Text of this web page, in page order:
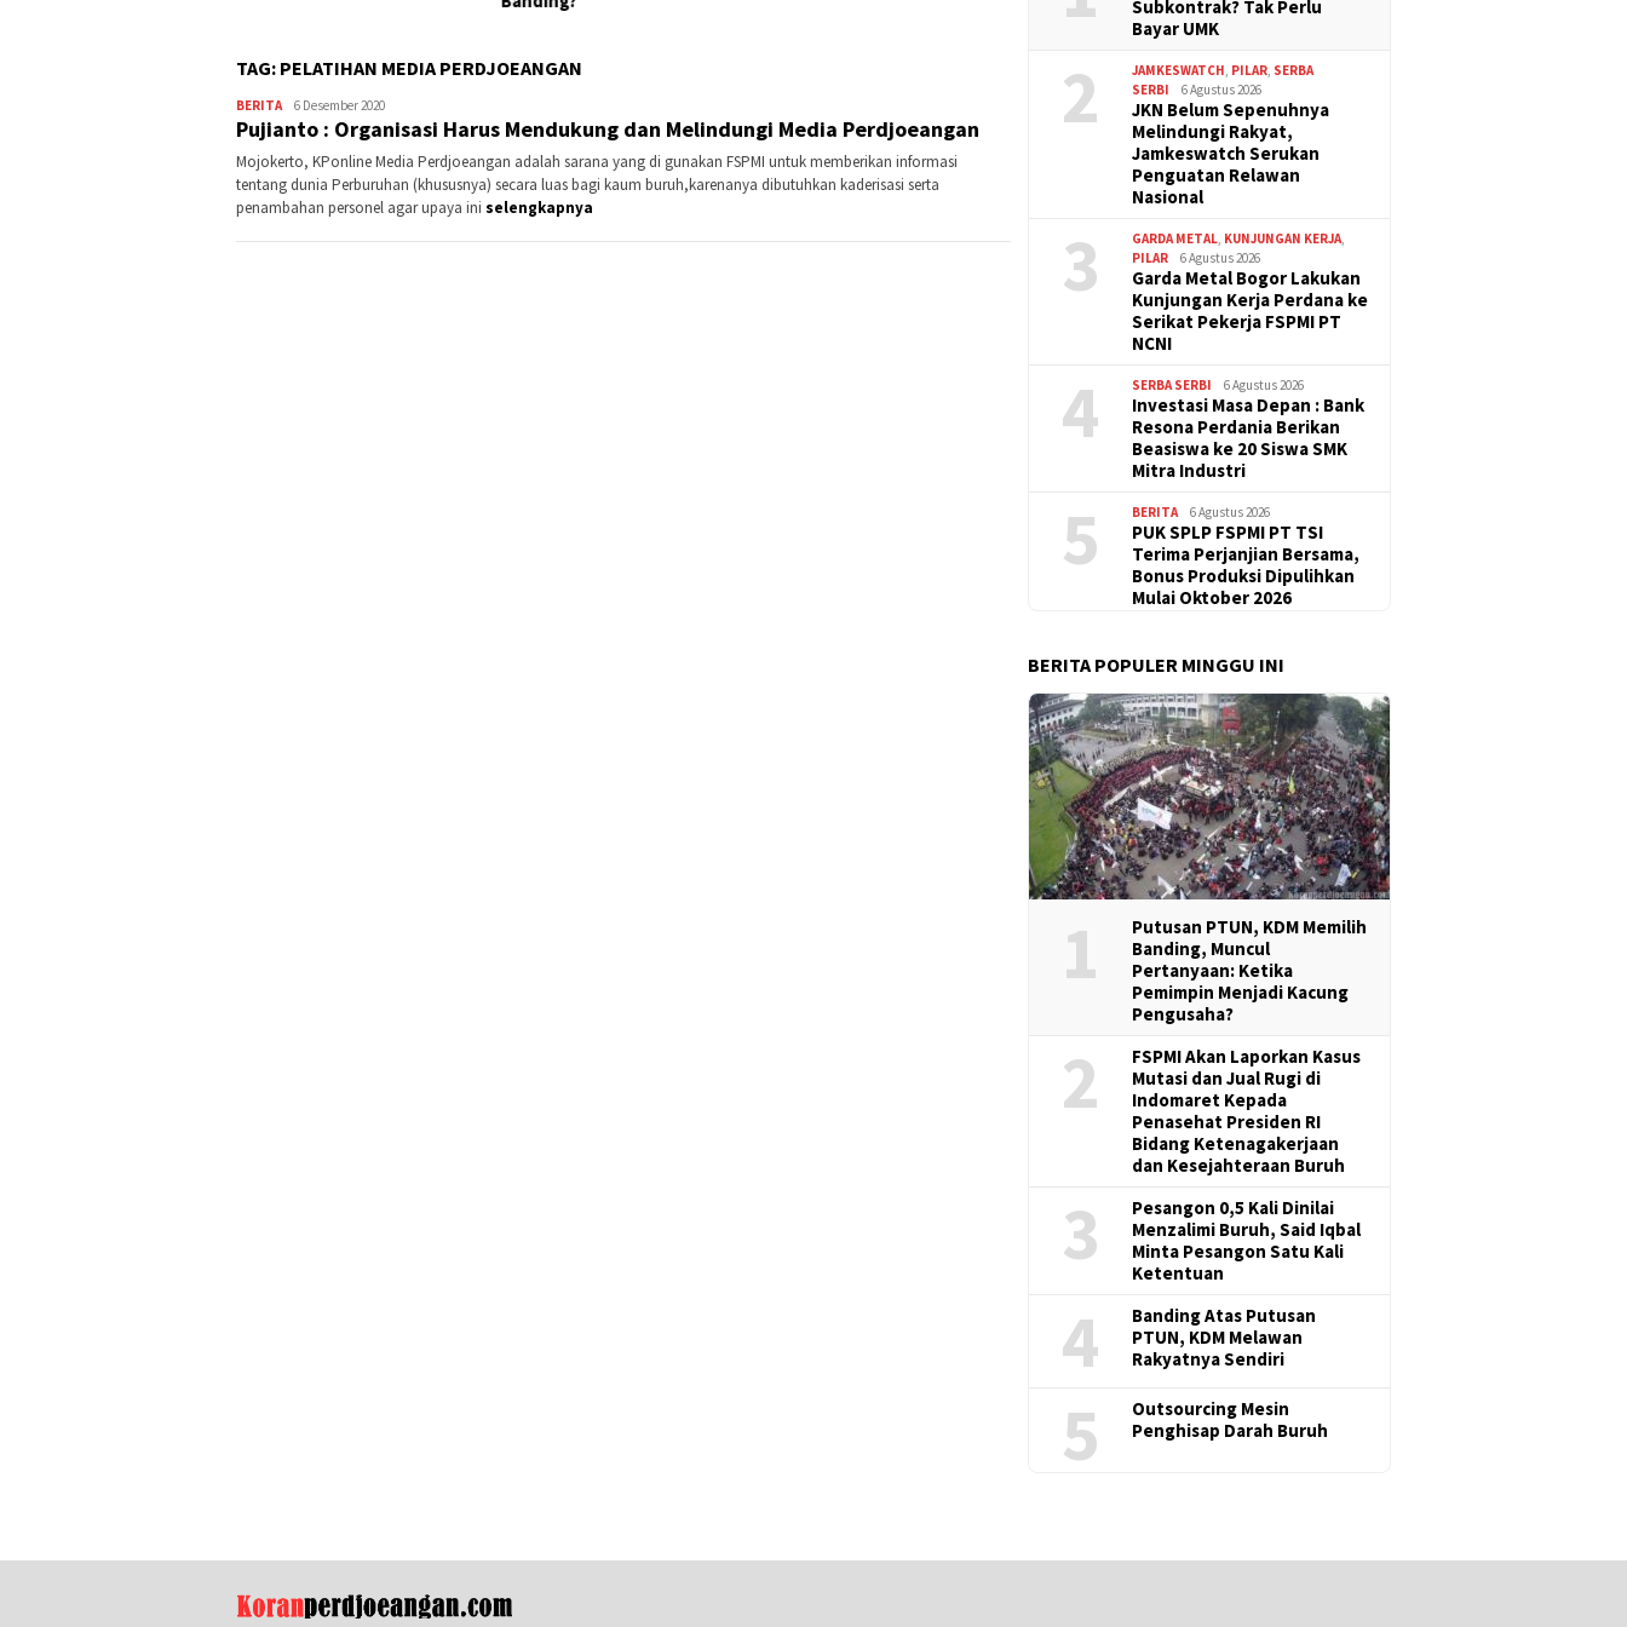
TAG: PELATIHAN MEDIA PERDJOEANGAN
BERITAKontributor
Jatim
6 Desember 2020
Pujianto : Organisasi Harus Mendukung dan Melindungi Media Perdjoeangan
Mojokerto, KPonline Media Perdjoeangan adalah sarana yang di gunakan FSPMI untuk memberikan informasi
tentang dunia Perburuhan (khususnya) secara luas bagi kaum buruh,karenanya dibutuhkan kaderisasi serta
penambahan personel agar upaya ini selengkapnya
Subkontrak? Tak Perlu
Bayar UMK
2 JAMKESWATCH PILAR SERBA
SERBI
6 Agustus 2026
JKN Belum Sepenuhnya
Melindungi Rakyat,
Jamkeswatch Serukan
Penguatan Relawan
Nasional
3 GARDA METAL KUNJUNGAN KERJA
PILAR
6 Agustus 2026
Garda Metal Bogor Lakukan
Kunjungan Kerja Perdana ke
Serikat Pekerja FSPMI PT
NCNI
4 SERBA SERBI 6 Agustus 2026
Investasi Masa Depan : Bank
Resona Perdania Berikan
Beasiswa ke 20 Siswa SMK
Mitra Industri
5 BERITA 6 Agustus 2026
PUK SPLP FSPMI PT TSI
Terima Perjanjian Bersama,
Bonus Produksi Dipulihkan
Mulai Oktober 2026
BERITA POPULER MINGGU INI
1
Putusan PTUN, KDM Memilih
Banding, Muncul
Pertanyaan: Ketika
Pemimpin Menjadi Kacung
Pengusaha?
2
FSPMI Akan Laporkan Kasus
Mutasi dan Jual Rugi di
Indomaret Kepada
Penasehat Presiden RI
Bidang Ketenagakerjaan
dan Kesejahteraan Buruh
3
Pesangon 0,5 Kali Dinilai
Menzalimi Buruh, Said Iqbal
Minta Pesangon Satu Kali
Ketentuan
4
Banding Atas Putusan
PTUN, KDM Melawan
Rakyatnya Sendiri
5
Outsourcing Mesin
Penghisap Darah Buruh